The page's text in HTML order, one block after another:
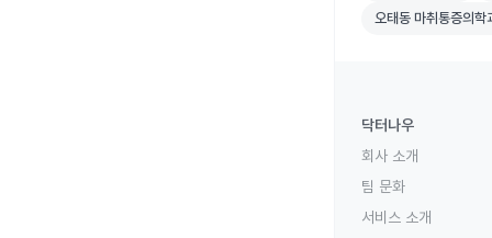
오태동 마취통증
오태동 마취통증의학
닥터나우
회사 소개
팀 문화
서비스 소개